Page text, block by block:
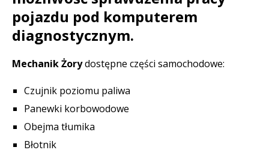
pojazdu pod komputerem
diagnostycznym.
Mechanik Żorydostępne części samochodowe:
Czujnik poziomu paliwa
Panewki korbowodowe
Obejma tłumika
Błotnik